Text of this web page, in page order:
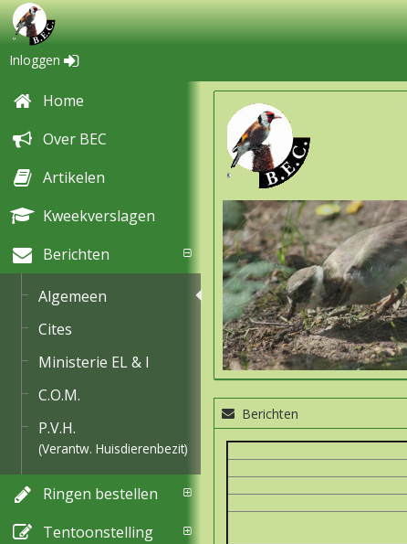
Inloggen
Home
Over BEC
Artikelen
Kweekverslagen
Berichten
Algemeen
Cites
Ministerie EL & I
C.O.M.
P.V.H.
(Verantw. Huisdierenbezit)
Ringen bestellen
Tentoonstelling
Berichten